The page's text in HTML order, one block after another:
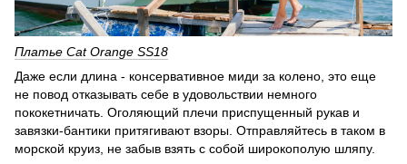
Платье Cat Orange SS18
Даже если длина - консервативное миди за колено, это еще
не повод отказывать себе в удовольствии немного
пококетничать. Оголяющий плечи приспущенный рукав и
завязки-бантики притягивают взоры. Отправляйтесь в таком в
морской круиз, не забыв взять с собой широкополую шляпу.